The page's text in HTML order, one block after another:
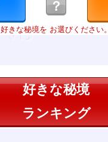
？
好きな秘境を お選びください。
好きな秘境
ランキング